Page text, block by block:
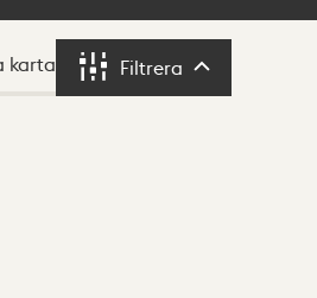
karta Filtrera Filtrera